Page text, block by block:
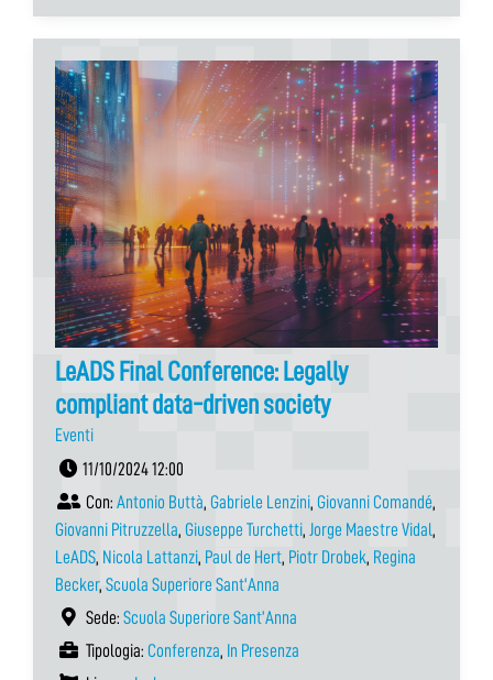
LeADS Final Conference: Legally
compliant data-driven society
Eventi
11/10/2024 12:00
Con: Antonio Buttà, Gabriele Lenzini, Giovanni Comandé,
Giovanni Pitruzzella, Giuseppe Turchetti, Jorge Maestre Vidal,
LeADS, Nicola Lattanzi, Paul de Hert, Piotr Drobek, Regina
Becker, Scuola Superiore Sant'Anna
Sede: Scuola Superiore Sant’Anna
Tipologia: Conferenza, In Presenza